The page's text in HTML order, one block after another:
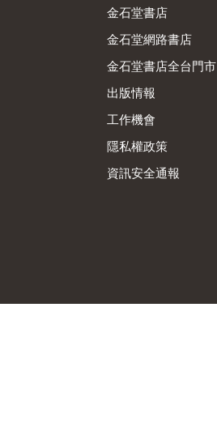
金石堂書店
金石堂網路書店
金石堂書店全台門市
出版情報
工作機會
隱私權政策
資訊安全通報